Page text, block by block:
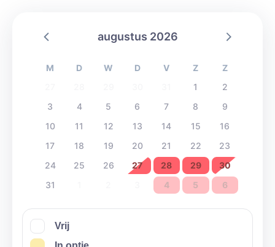
augustus 2026
M D W D V Z
Z
1
2
3
4 5 6 7 8
9
10
11 12 13 14 15
16
17
18 19 20 21 22
23
24
25 26 27 28 29
30
31
4 5 6
Vrij